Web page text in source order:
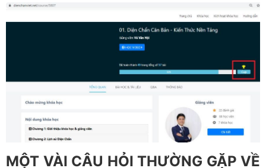
MỘT VÀI CÂU HỎI THƯỜNG GẶP VỀ